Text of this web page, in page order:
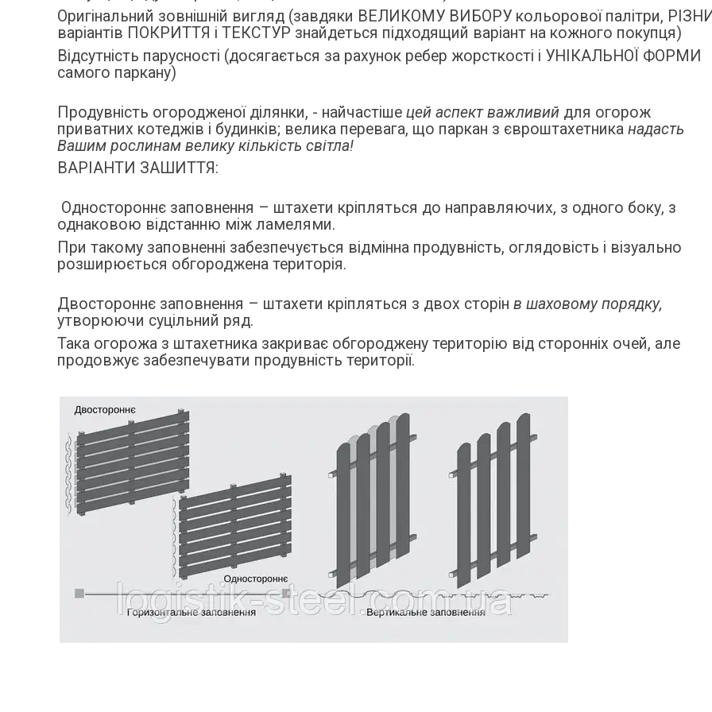
Оригінальний зовнішній вигляд (завдяки ВЕЛИКОМУ ВИБОРУ кольорової палітри,
варіантів ПОКРИТТЯ і ТЕКСТУР знайдеться підходящий варіант на кожного покупця)
Відсутність парусності (досягається за рахунок ребер жорсткості і УНІКАЛЬНОЇ ФОРМИ
самого паркану)
Продувність огородженої ділянки, - найчастіше цей аспект важливий для огорож
приватних котеджів і будинків; велика перевага, що паркан з євроштахетника надасть
Вашим рослинам велику кількість світла!
ВАРІАНТИ ЗАШИТТЯ:
Одностороннє заповнення – штахети кріпляться до направляючих, з одного боку, з
однаковою відстанню між ламелями.
При такому заповненні забезпечується відмінна продувність, оглядовість і візуально
розширюється обгороджена територія.
Двостороннє заповнення – штахети кріпляться з двох сторін в шаховому порядку,
утворюючи суцільний ряд.
Така огорожа з штахетника закриває обгороджену територію від сторонніх очей, але
продовжує забезпечувати продувність території.